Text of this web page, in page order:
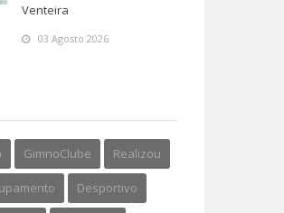
Venteira
03 Agosto 2026
GimnoClube Realizou
Desportivo